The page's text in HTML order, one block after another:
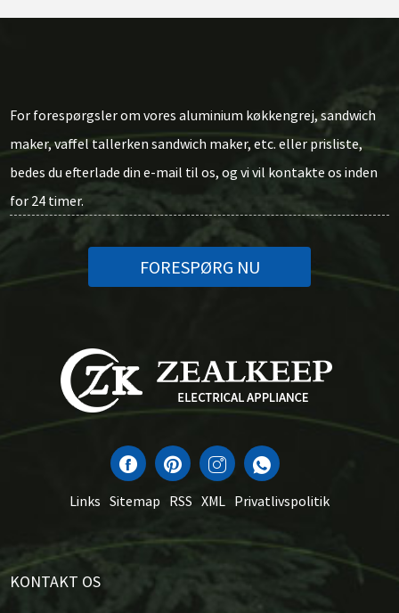
For forespørgsler om vores aluminium køkkengrej, sandwich
maker, vaffel tallerken sandwich maker, etc. eller prisliste,
bedes du efterlade din e-mail til os, og vi vil kontakte os inden
for 24 timer.
FORESPØRG NU
Links Sitemap RSS XML Privatlivspolitik
KONTAKT OS